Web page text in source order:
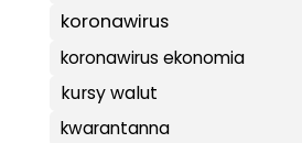
koronawirus
koronawirus ekonomia
kursy walut
kwarantanna